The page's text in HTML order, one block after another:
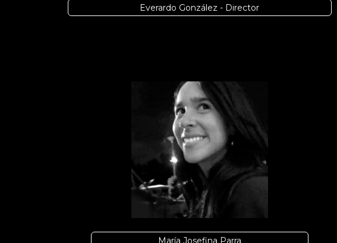
Everardo González - Director
María Josefina Parra